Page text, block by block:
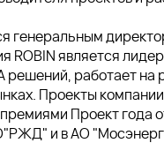
генеральным
ROBIN является
решений, работает на
Проекты
Проект года
и в АО